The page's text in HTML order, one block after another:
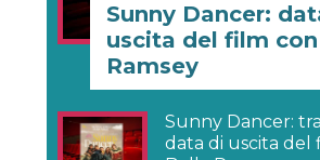
Sunny Dancer:
uscita del film
Ramsey
Sunny Dancer:
data di uscita del